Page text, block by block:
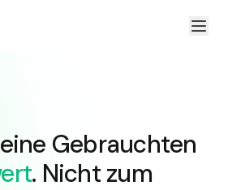
Gebrauchten
. Nicht zum